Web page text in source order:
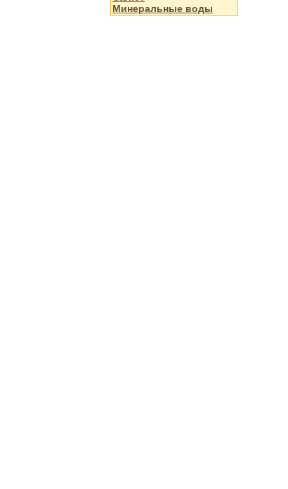
Минеральные воды